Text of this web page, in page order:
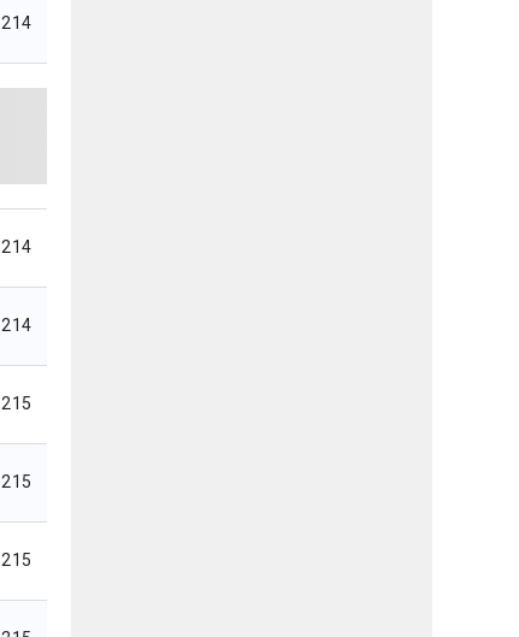
214
214
214
215
215
215